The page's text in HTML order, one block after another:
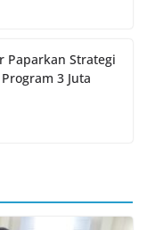
Paparkan Strategi
3 Juta